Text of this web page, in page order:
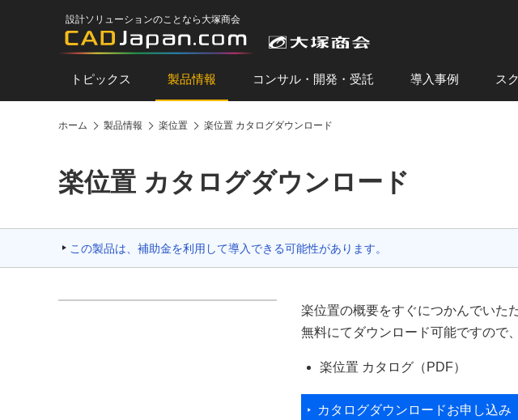
設計ソリューションのことなら大塚商会
トピックス 製品情報 コンサル・開発・受託 導入事例 ス
ホーム 製品情報 楽位置 楽位置 カタログダウンロード
楽位置 カタログダウンロード
この製品は、補助金を利用して導入できる可能性があります。
楽位置の概要をすぐにつかんでいた
無料にてダウンロード可能ですので
楽位置 カタログ（PDF）
カタログダウンロードお申し込み